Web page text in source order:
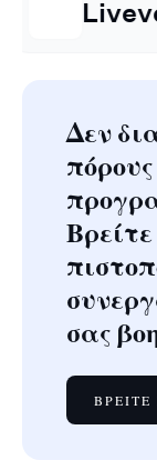
Δεν
πόρους
σας